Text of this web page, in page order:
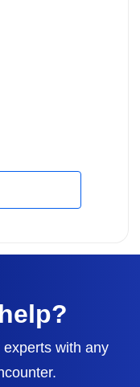
with any